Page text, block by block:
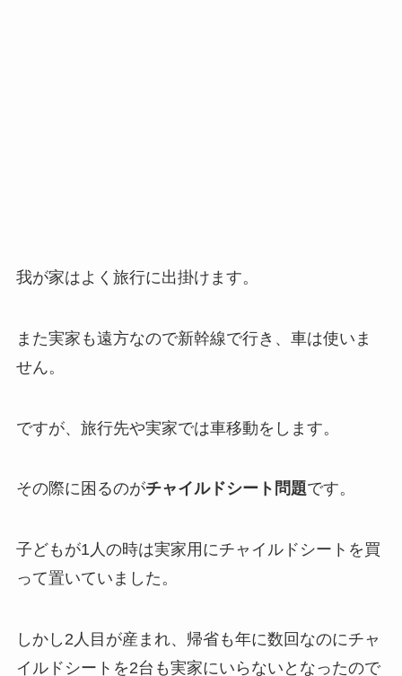
我が家はよく旅行に出掛けます。
また実家も遠方なので新幹線で行き、車は使いま
せん。
ですが、旅行先や実家では車移動をします。
その際に困るのがチャイルドシート問題です。
子どもが1人の時は実家用にチャイルドシートを買
って置いていました。
しかし2人目が産まれ、帰省も年に数回なのにチャ
イルドシートを2台も実家にいらないとなったので